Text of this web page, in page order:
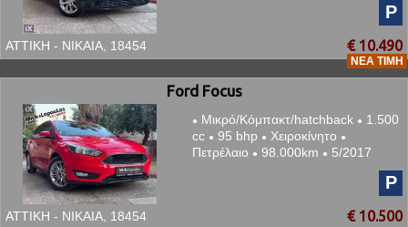
ΝΈΑ ΤΙΜΉ
P
ΑΤΤΙΚΗ - ΝΙΚΑΙΑ, 18454 € 10.490
Ford Focus
● Μικρό/Κόμπακτ/hatchback ● 1.500
cc ● 95 bhp ● Χειροκίνητο ●
Πετρέλαιο ● 98.000km ● 5/2017
P
ΑΤΤΙΚΗ - ΝΙΚΑΙΑ, 18454 € 10.500